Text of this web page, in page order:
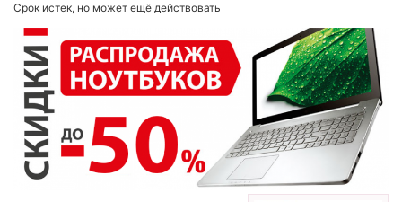
Срок истек, но может ещё действовать